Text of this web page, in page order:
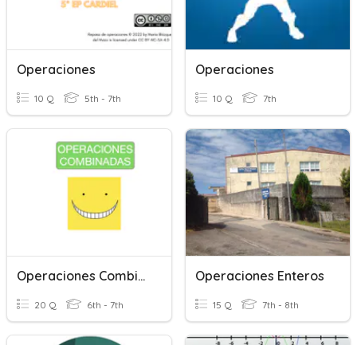
Operaciones
10 Q 5th - 7th
Operaciones
10 Q 7th
Operaciones Combinadas Números Naturales
20 Q 6th - 7th
Operaciones Enteros
15 Q 7th - 8th